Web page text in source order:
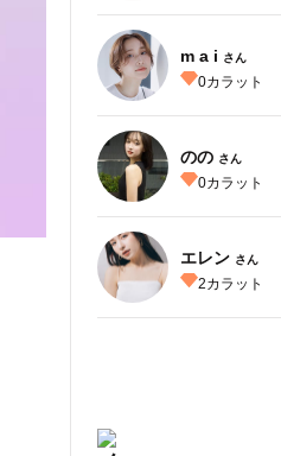
m a i さん
0カラット
のの さん
0カラット
エレン さん
2カラット